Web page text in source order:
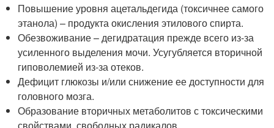
Повышение уровня ацетальдегида (токсичнее самого
этанола) – продукта окисления этилового спирта.
Обезвоживание – дегидратация прежде всего из-за
усиленного выделения мочи. Усугубляется вторичной
гиповолемией из-за отеков.
Дефицит глюкозы и/или снижение ее доступности для
головного мозга.
Образование вторичных метаболитов с токсическими
свойствами, свободных радикалов.